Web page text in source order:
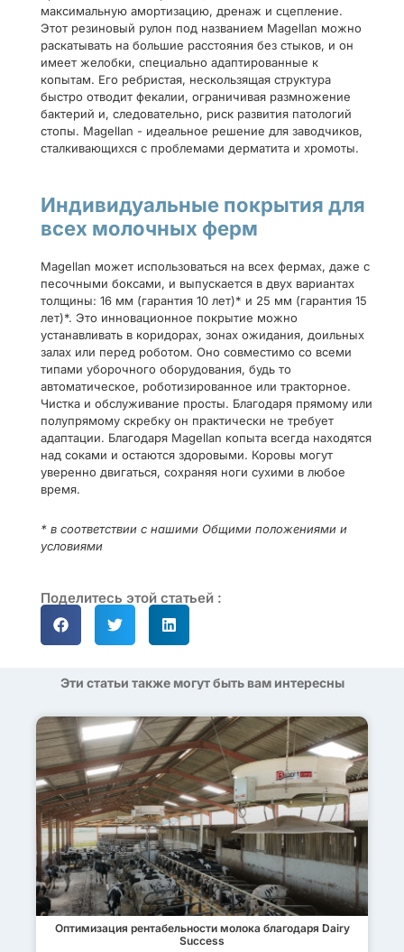
максимальную амортизацию, дренаж и сцепление.
Этот резиновый рулон под названием Magellan можно
раскатывать на большие расстояния без стыков, и он
имеет желобки, специально адаптированные к
копытам. Его ребристая, нескользящая структура
быстро отводит фекалии, ограничивая размножение
бактерий и, следовательно, риск развития патологий
стопы. Magellan - идеальное решение для заводчиков,
сталкивающихся с проблемами дерматита и хромоты.
Индивидуальные покрытия для
всех молочных ферм
Magellan может использоваться на всех фермах, даже с
песочными боксами, и выпускается в двух вариантах
толщины: 16 мм (гарантия 10 лет)* и 25 мм (гарантия 15
лет)*. Это инновационное покрытие можно
устанавливать в коридорах, зонах ожидания, доильных
залах или перед роботом. Оно совместимо со всеми
типами уборочного оборудования, будь то
автоматическое, роботизированное или тракторное.
Чистка и обслуживание просты. Благодаря прямому или
полупрямому скребку он практически не требует
адаптации. Благодаря Magellan копыта всегда находятся
над соками и остаются здоровыми. Коровы могут
уверенно двигаться, сохраняя ноги сухими в любое
время.
* в соответствии с нашими Общими положениями и
условиями
Поделитесь этой статьей :
Эти статьи также могут быть вам интересны
Оптимизация рентабельности молока благодаря Dairy
Success